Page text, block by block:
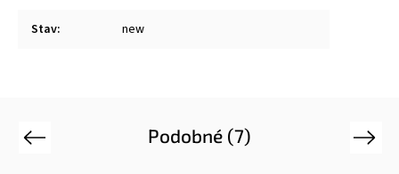
Stav: new
Podobné (7)
Previous Next